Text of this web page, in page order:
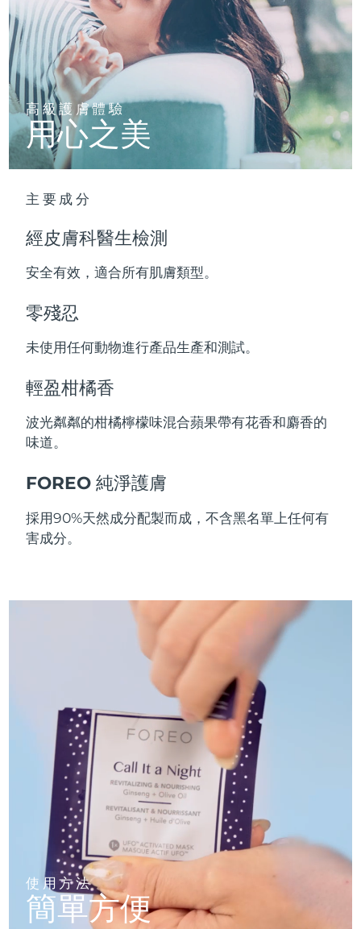
高級護膚體驗
用心之美
主要成分
經皮膚科醫生檢測
安全有效，適合所有肌膚類型。
零殘忍
未使用任何動物進行產品生產和測試。
輕盈柑橘香
波光粼粼的柑橘檸檬味混合蘋果帶有花香和麝香的
味道。
FOREO 純淨護膚
採用90%天然成分配製而成，不含黑名單上任何有
害成分。
使用方法
簡單方便
波蘭 預計送達日期 13/08/2026
葡萄牙 預計送達日期12/08/2026
波多黎各 預計送達日期14/08/2026
卡達 預計送達日期13/08/2026
留尼旺
羅馬尼亞
俄羅斯
沙烏地阿拉伯
新加坡 預計送達日期
斯洛伐克
斯洛維尼亞 預計送達日期12/08/2026
南非
南韓
西班牙 預計送達日期 12/08/2026
瑞士 預計送達日期 12/08/2026
預計送達日期17/08/2026
預計送達日期
土耳其 預計送達日期
阿拉伯聯合大公國 預計送達日期
預計送達日期
預計送達日期
烏茲別克
越南 預計送達日期